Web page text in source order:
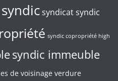
syndicsyndicatsyndic
syndic copropriété high
syndic immeuble
de voisinage verdure